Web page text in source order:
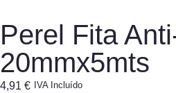
Perel Fita
20mmx5mts
4,91 € IVA Incluído